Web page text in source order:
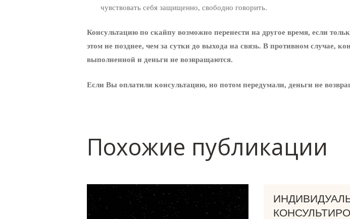
чувствовать себя защищенно, свободно говорить.
Консультацию по скайпу возможно перенести на другое время, если
этом не позднее, чем за сутки до выхода на связь. В противном случае,
выполненной и деньги не возвращаются.
Если Вы оплатили консультацию, но потом передумали, деньги не
Похожие публикации